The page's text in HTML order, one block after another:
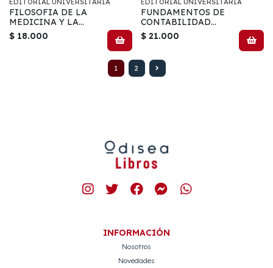
EDITORIAL UNIVERSITARIA
FILOSOFIA DE LA
MEDICINA Y LA
PSIQUIATRIA
$ 18.000
EDITORIAL UNIVERSITARIA
FUNDAMENTOS DE
CONTABILIDAD
FINANCIERA
$ 21.000
1 2
INFORMACIÓN
Nosotros
Novedades